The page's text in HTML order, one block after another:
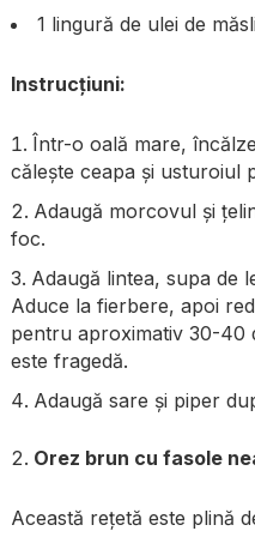
1 lingură de ulei de
Instrucțiuni:
Într-o oală mare,
călește ceapa și usturoiul
Adaugă morcovul și
foc.
Adaugă lintea, supa de
Aduce la fierbere, apoi
pentru aproximativ 30-40
este fragedă.
Adaugă sare și piper
Orez brun cu fasole
Această rețetă este plină